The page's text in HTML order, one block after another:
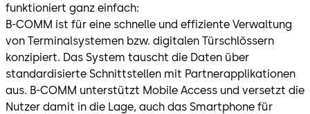
funktioniert ganz einfach:
B-COMM ist für eine schnelle und effiziente Verwaltung
von Terminalsystemen bzw. digitalen Türschlössern
konzipiert. Das System tauscht die Daten über
standardisierte Schnittstellen mit Partnerapplikationen
aus. B-COMM unterstützt Mobile Access und versetzt die
Nutzer damit in die Lage, auch das Smartphone für